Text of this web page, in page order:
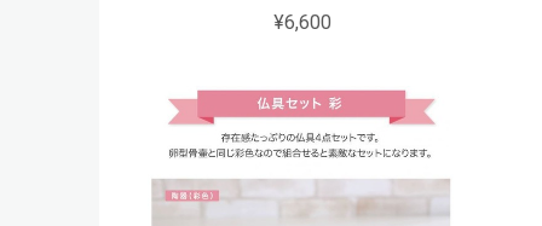
¥6,600